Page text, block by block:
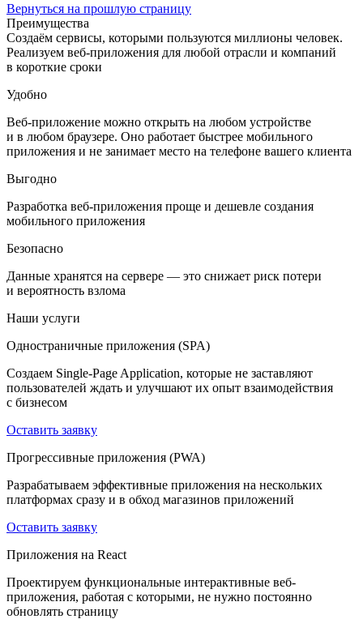
Вернуться на прошлую страницу
Преимущества
Создаём сервисы, которыми пользуются миллионы человек.
Реализуем веб-приложения для любой отрасли и компаний
в короткие сроки
Удобно
Веб-приложение можно открыть на любом устройстве
и в любом браузере. Оно работает быстрее мобильного
приложения и не занимает место на телефоне вашего клиента
Выгодно
Разработка веб-приложения проще и дешевле создания
мобильного приложения
Безопасно
Данные хранятся на сервере — это снижает риск потери
и вероятность взлома
Наши услуги
Одностраничные приложения (SPA)
Создаем Single-Page Application, которые не заставляют
пользователей ждать и улучшают их опыт взаимодействия
с бизнесом
Оставить заявку
Прогрессивные приложения (PWA)
Разрабатываем эффективные приложения на нескольких
платформах сразу и в обход магазинов приложений
Оставить заявку
Приложения на React
Проектируем функциональные интерактивные веб-
приложения, работая с которыми, не нужно постоянно
обновлять страницу